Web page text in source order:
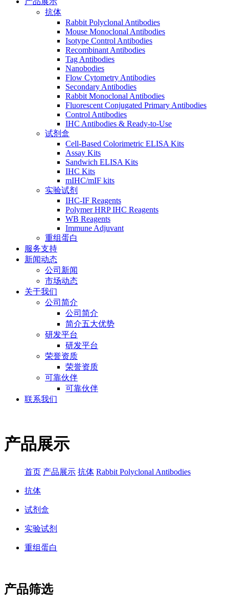
抗体
Rabbit Polyclonal Antibodies
Mouse Monoclonal Antibodies
Isotype Control Antibodies
Recombinant Antibodies
Tag Antibodies
Nanobodies
Flow Cytometry Antibodies
Secondary Antibodies
Rabbit Monoclonal Antibodies
Fluorescent Conjugated Primary Antibodies
Control Antibodies
IHC Antibodies & Ready-to-Use
试剂盒
Cell-Based Colorimetric ELISA Kits
Assay Kits
Sandwich ELISA Kits
IHC Kits
mIHC/mIF kits
实验试剂
IHC-IF Reagents
Polymer HRP IHC Reagents
WB Reagents
Immune Adjuvant
重组蛋白
服务支持
新闻动态
公司新闻
市场动态
关于我们
公司简介
公司简介
简介五大优势
研发平台
研发平台
荣誉资质
荣誉资质
可靠伙伴
可靠伙伴
联系我们
产品展示
首页 产品展示 抗体 Rabbit Polyclonal Antibodies
抗体
试剂盒
实验试剂
重组蛋白
产品筛选